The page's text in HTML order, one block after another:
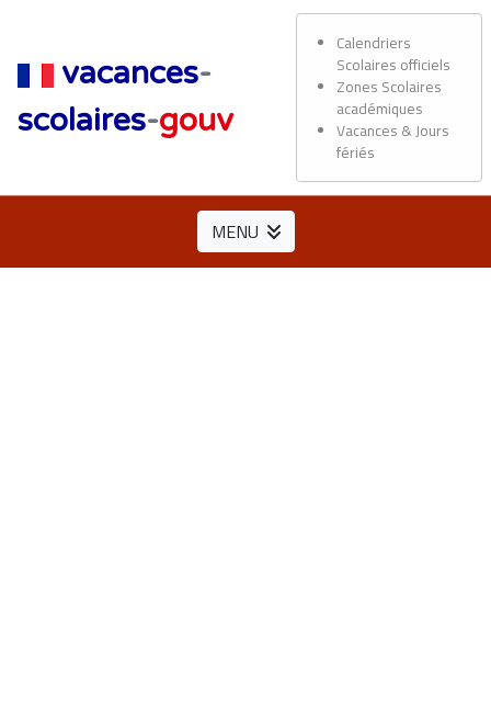
vacances-
scolaires-gouv
Calendriers
Scolaires officiels
Zones Scolaires
académiques
Vacances & Jours
fériés
MENU